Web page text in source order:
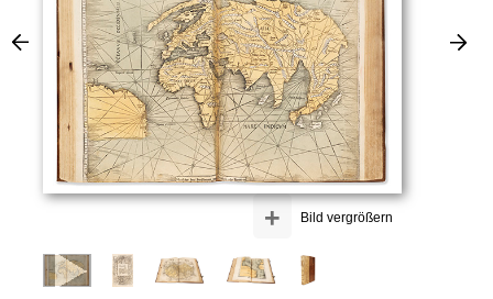
Bild vergrößern
+